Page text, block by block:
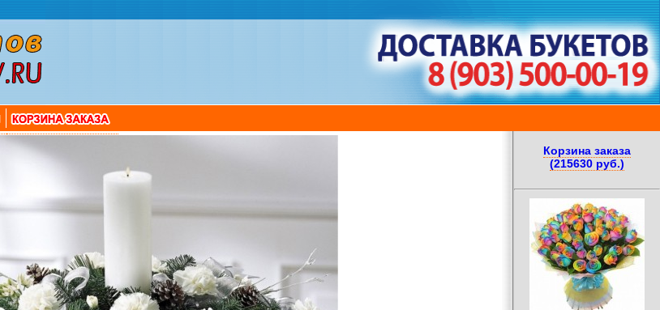
Корзина заказа
(215630 руб.)